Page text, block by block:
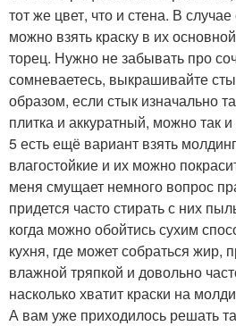
тот же цвет, что и стена. В
можно взять краску в их
торец. Нужно не забывать про
сомневаетесь, выкрашивайте
образом, если стык изначально
плитка и аккуратный, можно так и
5 есть ещё вариант взять
влагостойкие и их можно
меня смущает немного вопрос
придется часто стирать с них
когда можно обойтись сухим
кухня, где может собраться жир,
влажной тряпкой и довольно
насколько хватит краски на
А вам уже приходилось решать